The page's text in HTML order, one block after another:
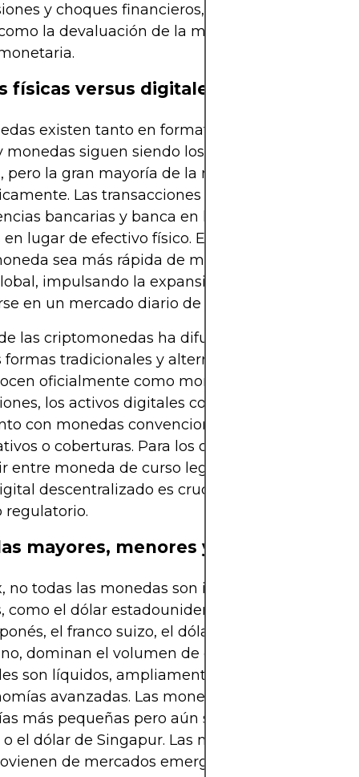
y choques financieros, pero también
la devaluación de la moneda a través de
físicas versus digitales
existen tanto en formato físico como digital.
monedas siguen siendo los símbolos visibles
pero la gran mayoría de la moneda hoy circula
Las transacciones con tarjeta de débito,
bancarias y banca en línea dependen de
lugar de efectivo físico. Esta digitalización ha
sea más rápida de mover y más fácil de
impulsando la expansión del Forex hasta
en un mercado diario de billones de dólares.
las criptomonedas ha difuminado aún más la
formas tradicionales y alternativas de dinero.
oficialmente como monedas en la mayoría
los activos digitales como Bitcoin se
con monedas convencionales como vehículos
o coberturas. Para los operadores de Forex,
entre moneda de curso legal respaldada por el
descentralizado es crucial al evaluar el
regulatorio.
mayores, menores y exóticas
no todas las monedas son iguales. Las monedas
como el dólar estadounidense, el euro, la libra
el franco suizo, el dólar canadiense y el
dominan el volumen de comercio global.
son líquidos, ampliamente confiables y
avanzadas. Las monedas menores
más pequeñas pero aún significativas, como
el dólar de Singapur. Las monedas exóticas,
de mercados emergentes o fronterizos,